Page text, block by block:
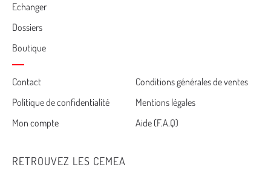
Echanger
Dossiers
Boutique
Cemea
footer
Contact
Conditions générales de ventes
Politique de confidentialité
Mentions légales
Mon compte
Aide (F.A.Q)
RETROUVEZ LES CEMEA